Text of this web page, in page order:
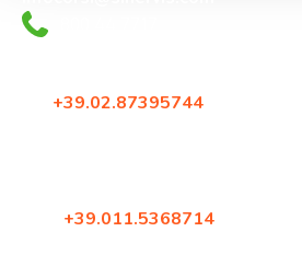
+39.02.87395744
+39.011.5368714